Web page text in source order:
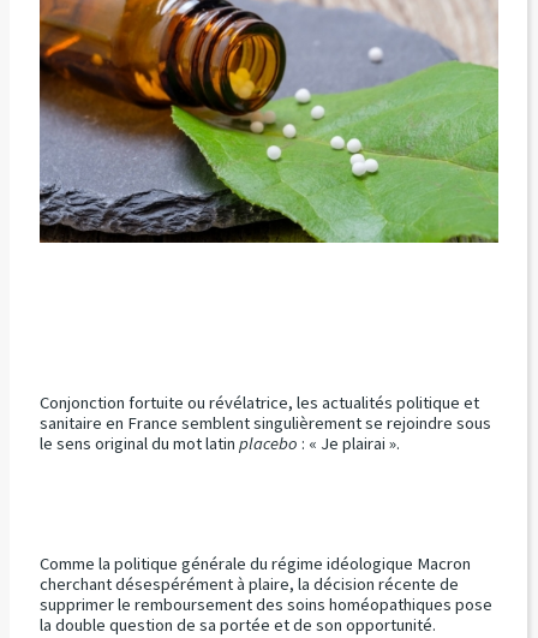
Conjonction fortuite ou révélatrice, les actualités politique et
sanitaire en France semblent singulièrement se rejoindre sous
le sens original du mot latin placebo : « Je plairai ».
Comme la politique générale du régime idéologique Macron
cherchant désespérément à plaire, la décision récente de
supprimer le remboursement des soins homéopathiques pose
la double question de sa portée et de son opportunité.